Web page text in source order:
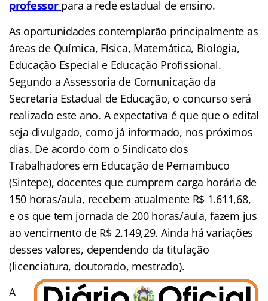
professor para a rede estadual de ensino.
As oportunidades contemplarão principalmente as
áreas de Química, Física, Matemática, Biologia,
Educação Especial e Educação Profissional.
Segundo a Assessoria de Comunicação da
Secretaria Estadual de Educação, o concurso será
realizado este ano. A expectativa é que que o edital
seja divulgado, como já informado, nos próximos
dias. De acordo com o Sindicato dos
Trabalhadores em Educação de Pernambuco
(Sintepe), docentes que cumprem carga horária de
150 horas/aula, recebem atualmente R$ 1.611,68,
e os que tem jornada de 200 horas/aula, fazem jus
ao vencimento de R$ 2.149,29. Ainda há variações
desses valores, dependendo da titulação
(licenciatura, doutorado, mestrado).
A